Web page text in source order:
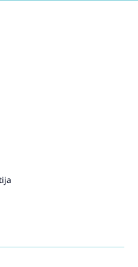
Wool Scarf
Horse with Suction
23 x 12 cm
30.49€